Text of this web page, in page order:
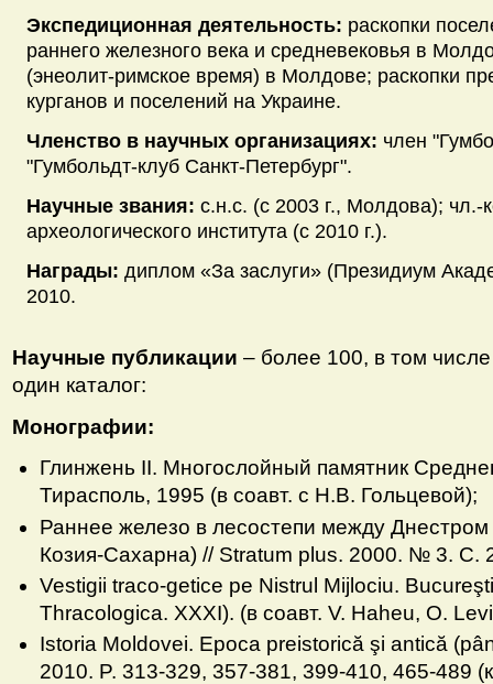
Экспедиционная деятельность: раскопки
раннего железного века и средневековья в
(энеолит-римское время) в Молдове; раскопки
курганов и поселений на Украине.
Членство в научных организациях: член
"Гумбольдт-клуб Санкт-Петербург".
Научные звания: с.н.с. (с 2003 г., Молдова); чл.-
археологического института (с 2010 г.).
Награды: диплом «За заслуги» (Президиум
2010.
Научные публикации – более 100, в том
один каталог:
Монографии:
Глинжень II. Многослойный памятник
Тирасполь, 1995 (в соавт. с Н.В. Гольцевой);
Раннее железо в лесостепи между Днестром
Козия-Сахарна) // Stratum plus. 2000. № 3. С.
Vestigii traco-getice pe Nistrul Mijlociu.
Thracologica. XXXI). (в соавт. V. Haheu, O.
Istoria Moldovei. Epoca preistorică şi antică
2010. P. 313-329, 357-381, 399-410, 465-489